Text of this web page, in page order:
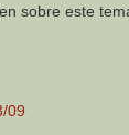
sobre este
09